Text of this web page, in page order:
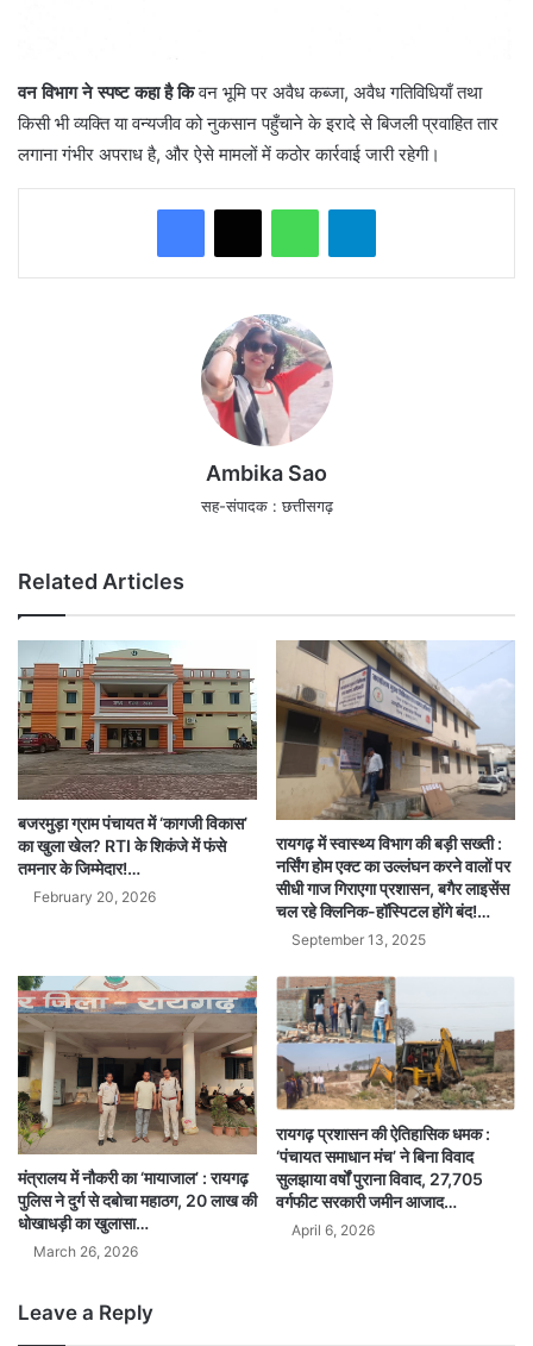
वन विभाग ने स्पष्ट कहा है किवन भूमि पर अवैध कब्जा, अवैध गतिविधियाँ तथा
किसी भी व्यक्ति या वन्यजीव को नुकसान पहुँचाने के इरादे से बिजली प्रवाहित तार
लगाना गंभीर अपराध है, और ऐसे मामलों में कठोर कार्रवाई जारी रहेगी।
WhatsAppTelegram
Ambika Sao
सह-संपादक : छत्तीसगढ़
Related Articles
बजरमुड़ा ग्राम पंचायत में ‘कागजी विकास’
का खुला खेल? RTI के शिकंजे में फंसे
तमनार के जिम्मेदार!…
February 20, 2026
रायगढ़ में स्वास्थ्य विभाग की बड़ी सख्ती :
नर्सिंग होम एक्ट का उल्लंघन करने वालों पर
सीधी गाज गिराएगा प्रशासन, बगैर लाइसेंस
चल रहे क्लिनिक-हॉस्पिटल होंगे बंद!…
September 13, 2025
मंत्रालय में नौकरी का ‘मायाजाल’ : रायगढ़
पुलिस ने दुर्ग से दबोचा महाठग, 20 लाख की
धोखाधड़ी का खुलासा…
March 26, 2026
रायगढ़ प्रशासन की ऐतिहासिक धमक :
‘पंचायत समाधान मंच’ ने बिना विवाद
सुलझाया वर्षों पुराना विवाद, 27,705
वर्गफीट सरकारी जमीन आजाद…
April 6, 2026
Leave a Reply